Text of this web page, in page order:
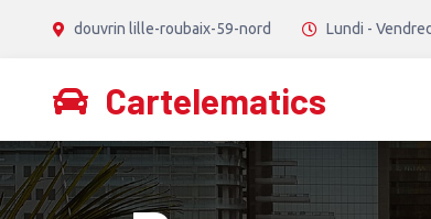
douvrin lille-roubaix-59-nord Lundi -
Cartelematics